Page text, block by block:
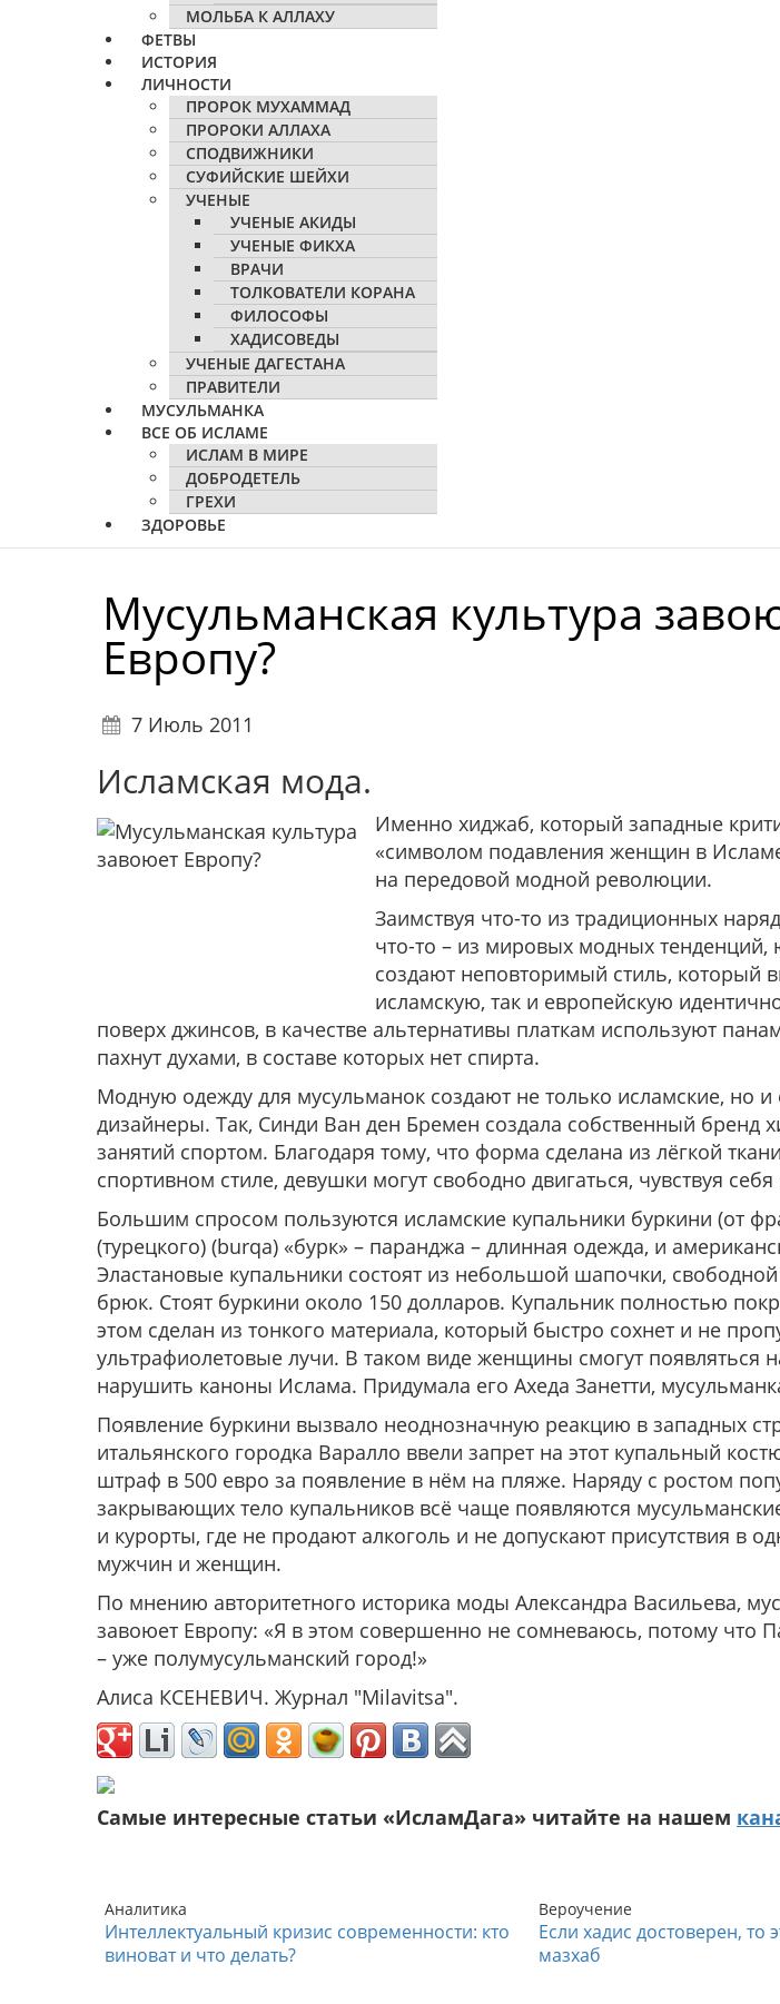
МОЛЬБА К АЛЛАХУ
ФЕТВЫ
ИСТОРИЯ
ЛИЧНОСТИ
ПРОРОК МУХАММАД
ПРОРОКИ АЛЛАХА
СПОДВИЖНИКИ
СУФИЙСКИЕ ШЕЙХИ
УЧЕНЫЕ
УЧЕНЫЕ АКИДЫ
УЧЕНЫЕ ФИКХА
ВРАЧИ
ТОЛКОВАТЕЛИ КОРАНА
ФИЛОСОФЫ
ХАДИСОВЕДЫ
УЧЕНЫЕ ДАГЕСТАНА
ПРАВИТЕЛИ
МУСУЛЬМАНКА
ВСЕ ОБ ИСЛАМЕ
ИСЛАМ В МИРЕ
ДОБРОДЕТЕЛЬ
ГРЕХИ
ЗДОРОВЬЕ
Мусульманская культура
Европу?
7 Июль 2011
Исламская мода.
Именно хиджаб, который западные
«символом подавления женщин в
на передовой модной революции.
Заимствуя что-то из традиционных
что-то – из мировых модных
создают неповторимый стиль, который
исламскую, так и европейскую
поверх джинсов, в качестве альтернативы платкам используют
пахнут духами, в составе которых нет спирта.
Модную одежду для мусульманок создают не только исламские, но и
дизайнеры. Так, Синди Ван ден Бремен создала собственный бренд
занятий спортом. Благодаря тому, что форма сделана из лёгкой
спортивном стиле, девушки могут свободно двигаться, чувствуя
Большим спросом пользуются исламские купальники буркини (от
(турецкого) (burqa) «бурк» – паранджа – длинная одежда, и
Эластановые купальники состоят из небольшой шапочки,
брюк. Стоят буркини около 150 долларов. Купальник полностью
этом сделан из тонкого материала, который быстро сохнет и не
ультрафиолетовые лучи. В таком виде женщины смогут появляться
нарушить каноны Ислама. Придумала его Ахеда Занетти,
Появление буркини вызвало неоднозначную реакцию в западных
итальянского городка Варалло ввели запрет на этот купальный
штраф в 500 евро за появление в нём на пляже. Наряду с ростом
закрывающих тело купальников всё чаще появляются
и курорты, где не продают алкоголь и не допускают присутствия в
мужчин и женщин.
По мнению авторитетного историка моды Александра Васильева,
завоюет Европу: «Я в этом совершенно не сомневаюсь, потому что
– уже полумусульманский город!»
Алиса КСЕНЕВИЧ. Журнал "Milavitsa".
Самые интересные статьи «ИсламДага» читайте на нашем
Аналитика
Интеллектуальный кризис современности: кто
виноват и что делать?
Вероучение
Если хадис достоверен, то
мазхаб